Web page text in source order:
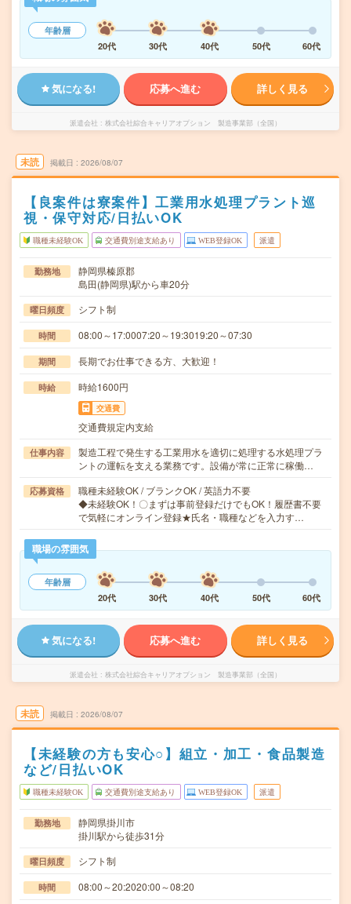
年齢層
20代
30代 40代 50代 60代
気になる! 応募へ進む 詳しく見る
派遣会社 株式会社綜合キャリアオプション 製造事業部（全国）
未読 掲載日 2026/08/07
【良案件は寮案件】工業用水処理プラント巡
視・保守対応/日払いOK
職種未経験OK 交通費別途支給あり WEB登録OK 派遣
勤務地
静岡県榛原郡
島田(静岡県)駅から車20分
曜日頻度 シフト制
時間 08:00～17:0007:20～19:3019:20～07:30
期間 長期でお仕事できる方、大歓迎！
時給 時給1600円
交通費
交通費規定内支給
仕事内容
製造工程で発生する工業用水を適切に処理する水処理プラ
ントの運転を支える業務です。設備が常に正常に稼働…
応募資格
職種未経験OK / ブランクOK / 英語力不要
◆未経験OK！〇まずは事前登録だけでもOK！履歴書不要
で気軽にオンライン登録★氏名・職種などを入力す…
職場の雰囲気
年齢層
20代
30代 40代 50代 60代
気になる! 応募へ進む 詳しく見る
派遣会社 株式会社綜合キャリアオプション 製造事業部（全国）
未読 掲載日 2026/08/07
【未経験の方も安心○】組立・加工・食品製造
など/日払いOK
職種未経験OK 交通費別途支給あり WEB登録OK 派遣
勤務地
静岡県掛川市
掛川駅から徒歩31分
曜日頻度 シフト制
時間 08:00～20:2020:00～08:20